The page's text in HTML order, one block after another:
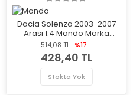
Dacia Solenza 2003-2007
Arası 1.4 Mando Marka
Vantilatör Kayışı
514,08 TL %17
428,40 TL
Stokta Yok